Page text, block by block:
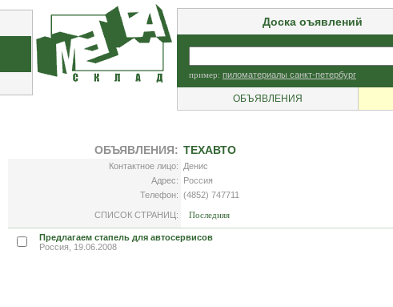
Доска оъявлений
пример: пиломатериалы санкт-петербург
ОБЪЯВЛЕНИЯ
ОБЪЯВЛЕНИЯ: ТЕХАВТО
Контактное лицо:
Денис
Адрес:
Россия
Телефон: (4852) 747711
СПИСОК СТРАНИЦ: Последняя
Предлагаем стапель для автосервисов
Россия, 19.06.2008